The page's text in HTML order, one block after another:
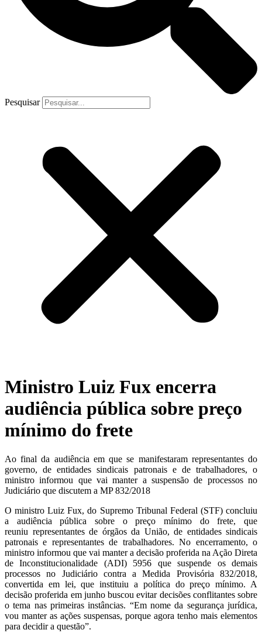
Pesquisar
Ministro Luiz Fux encerra
audiência pública sobre preço
mínimo do frete
Ao final da audiência em que se manifestaram representantes do
governo, de entidades sindicais patronais e de trabalhadores, o
ministro informou que vai manter a suspensão de processos no
Judiciário que discutem a MP 832/2018
O ministro Luiz Fux, do Supremo Tribunal Federal (STF) concluiu
a audiência pública sobre o preço mínimo do frete, que
reuniu representantes de órgãos da União, de entidades sindicais
patronais e representantes de trabalhadores. No encerramento, o
ministro informou que vai manter a decisão proferida na Ação Direta
de Inconstitucionalidade (ADI) 5956 que suspende os demais
processos no Judiciário contra a Medida Provisória 832/2018,
convertida em lei, que instituiu a política do preço mínimo. A
decisão proferida em junho buscou evitar decisões conflitantes sobre
o tema nas primeiras instâncias. “Em nome da segurança jurídica,
vou manter as ações suspensas, porque agora tenho mais elementos
para decidir a questão”.